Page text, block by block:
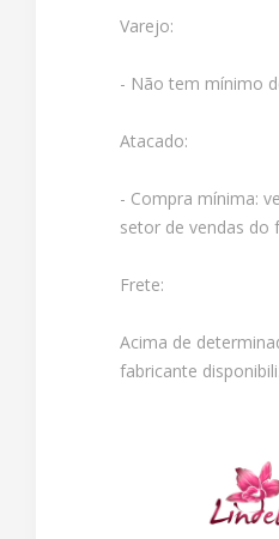
Varejo:
- Não tem mínimo
Atacado:
- Compra mínima:
setor de vendas do
Frete:
Acima de
fabricante